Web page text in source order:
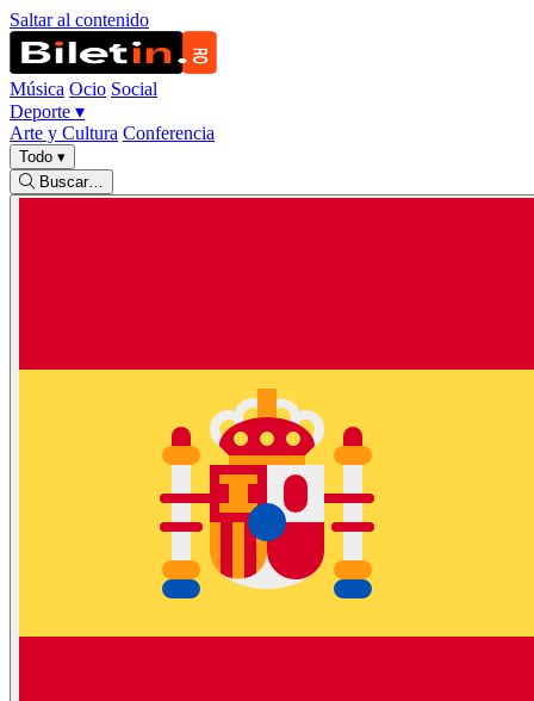
Saltar al contenido
Música Ocio Social
Deporte ▾
Arte y Cultura Conferencia
Todo ▾
Buscar…